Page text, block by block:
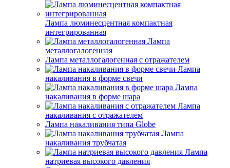
Лампа люминесцентная компактная
интегрированная
Лампа
металлогалогенная
Лампа металлогалогенная с отражателем
Лампа
накаливания в форме свечи
Лампа
накаливания в форме шара
Лампа
накаливания с отражателем
Лампа накаливания типа Globe
Лампа
накаливания трубчатая
Лампа
натриевая высокого давления